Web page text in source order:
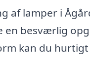
af lamper i
en besværlig
kan du